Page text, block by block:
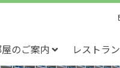
のご案内 レストラン